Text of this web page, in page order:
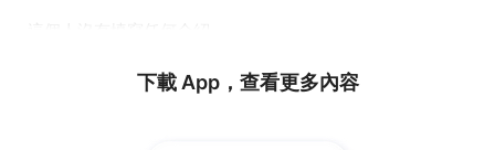
下載 App，查看更多內容